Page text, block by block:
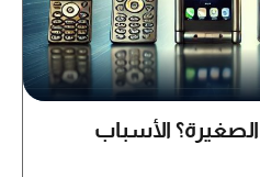
الأسباب